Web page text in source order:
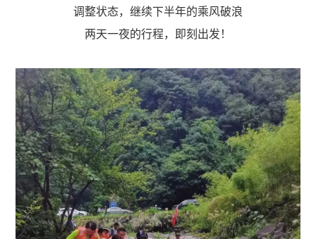
调整状态，继续下半年的乘风破浪
两天一夜的行程，即刻出发！